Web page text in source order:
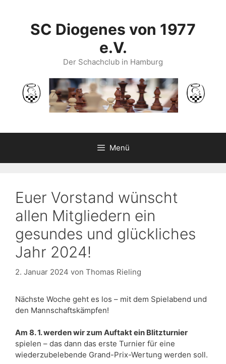
springenSC Diogenes von 1977
e.V.
Der Schachclub in Hamburg
Menü
Euer Vorstand wünscht
allen Mitgliedern ein
gesundes und glückliches
Jahr 2024!
2. Januar 2024 von Thomas Rieling
Nächste Woche geht es los – mit dem Spielabend und
den Mannschaftskämpfen!
Am 8. 1. werden wir zum Auftakt ein Blitzturnier
spielen – das dann das erste Turnier für eine
wiederzubelebende Grand-Prix-Wertung werden soll.